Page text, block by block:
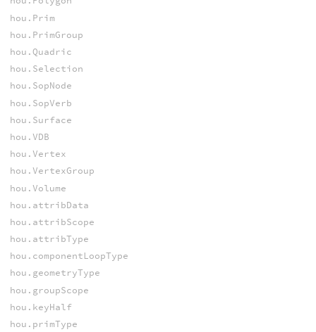
hou.Prim
hou.PrimGroup
hou.Quadric
hou.Selection
hou.SopNode
hou.SopVerb
hou.Surface
hou.VDB
hou.Vertex
hou.VertexGroup
hou.Volume
hou.attribData
hou.attribScope
hou.attribType
hou.componentLoopType
hou.geometryType
hou.groupScope
hou.keyHalf
hou.primType